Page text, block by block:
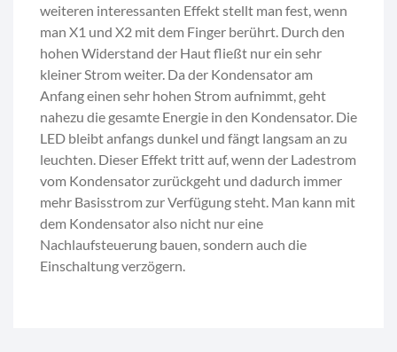
weiteren interessanten Effekt stellt man fest, wenn
man X1 und X2 mit dem Finger berührt. Durch den
hohen Widerstand der Haut fließt nur ein sehr
kleiner Strom weiter. Da der Kondensator am
Anfang einen sehr hohen Strom aufnimmt, geht
nahezu die gesamte Energie in den Kondensator. Die
LED bleibt anfangs dunkel und fängt langsam an zu
leuchten. Dieser Effekt tritt auf, wenn der Ladestrom
vom Kondensator zurückgeht und dadurch immer
mehr Basisstrom zur Verfügung steht. Man kann mit
dem Kondensator also nicht nur eine
Nachlaufsteuerung bauen, sondern auch die
Einschaltung verzögern.